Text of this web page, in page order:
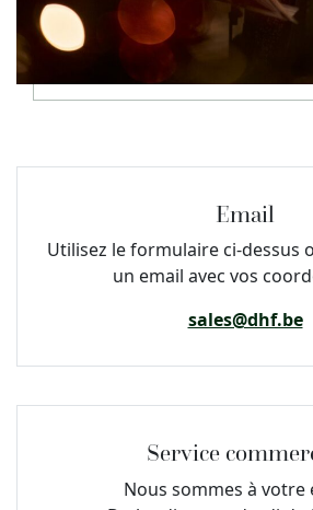
Email
Utilisez le formulaire ci-dessus
un email avec vos
sales@dhf.be
Service
Nous sommes à votre